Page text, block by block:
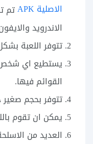
الاصلية APK
تم
الاندرويد
تتوفر اللعبة
يستطيع اي شخص
القوائم فيها.
تتوفر بحجم صغير
يمكن ان تقوم
العديد من